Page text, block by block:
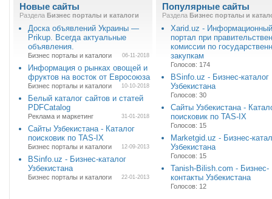
Новые сайты
Раздела Бизнес порталы и каталоги
Доска объявлений Украины —
Prikup. Всегда актуальные
объявления.
Бизнес порталы и каталоги 06-11-2018
Информация о рынках овощей и
фруктов на восток от Евросоюза
Бизнес порталы и каталоги 10-10-2018
Белый каталог сайтов и статей
PDFCatalog
Реклама и маркетинг 31-01-2018
Сайты Узбекистана - Каталог
поисковик по TAS-IX
Бизнес порталы и каталоги 12-09-2013
BSinfo.uz - Бизнес-каталог
Узбекистана
Бизнес порталы и каталоги 22-01-2013
Популярные сайты
Раздела Бизнес порталы и
Xarid.uz - Информационный
портал при
комиссии по
закупкам
Голосов: 174
BSinfo.uz - Бизнес-каталог
Узбекистана
Голосов: 30
Сайты Узбекистана -
поисковик по TAS-IX
Голосов: 15
Marketgid.uz - Бизнес-
Узбекистана
Голосов: 15
Tanish-Bilish.com - Бизнес-
контакты Узбекистана
Голосов: 12